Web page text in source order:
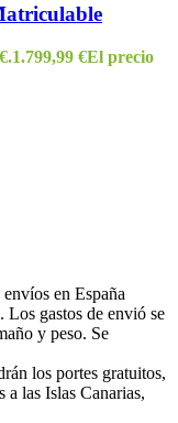
1.799,99 €El precio
en España
Los gastos de envió se
y peso. Se
los portes gratuitos,
a las Islas Canarias,